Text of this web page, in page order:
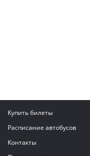
Купить билеты
Расписание автобусов
Контакты